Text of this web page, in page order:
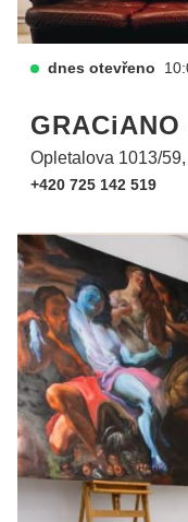
dnes otevřeno
Opletalova 1013/
+420 725 142 519